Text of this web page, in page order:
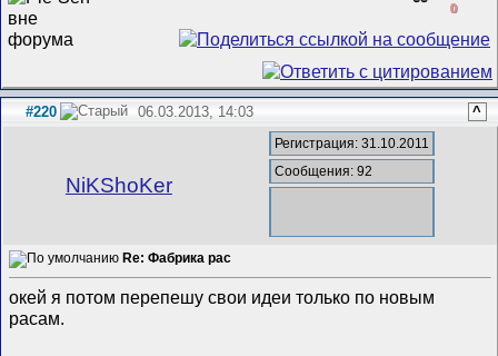
0
#220 06.03.2013, 14:03 ^
NiKShoKer
Регистрация: 31.10.2011
Сообщения: 92
Re: Фабрика рас
окей я потом перепешу свои идеи только по новым
расам.